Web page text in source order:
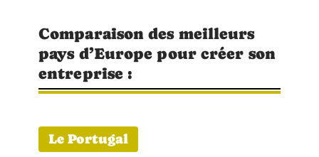
Comparaison des meilleurs
pays d’Europe pour créer son
entreprise :
Le Portugal